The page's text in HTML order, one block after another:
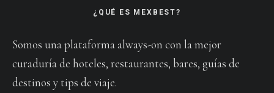
¿QUÉ ES MEXBEST?
Somos una plataforma always-on con la mejor
curaduría de hoteles, restaurantes, bares, guías de
destinos y tips de viaje.